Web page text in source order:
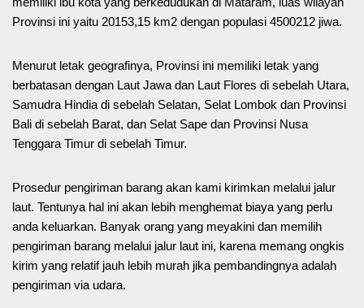
Provinsi ini yaitu 20153,15 km2 dengan populasi 4500212 jiwa.
Menurut letak geografinya, Provinsi ini memiliki letak yang
berbatasan dengan Laut Jawa dan Laut Flores di sebelah Utara,
Samudra Hindia di sebelah Selatan, Selat Lombok dan Provinsi
Bali di sebelah Barat, dan Selat Sape dan Provinsi Nusa
Tenggara Timur di sebelah Timur.
Prosedur pengiriman barang akan kami kirimkan melalui jalur
laut. Tentunya hal ini akan lebih menghemat biaya yang perlu
anda keluarkan. Banyak orang yang meyakini dan memilih
pengiriman barang melalui jalur laut ini, karena memang ongkis
kirim yang relatif jauh lebih murah jika pembandingnya adalah
pengiriman via udara.